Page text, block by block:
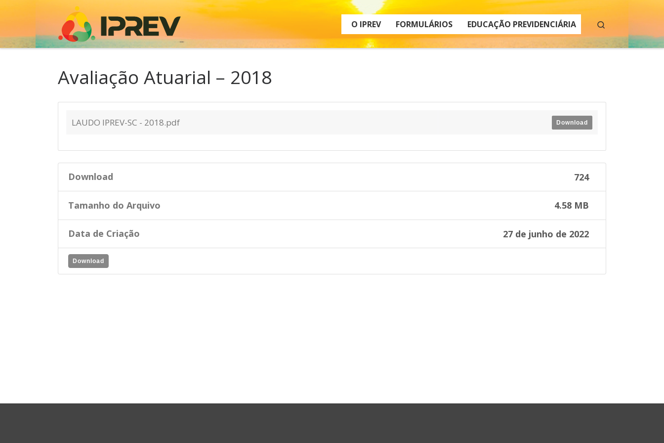
Skip to content
O IPREV FORMULÁRIOS EDUCAÇÃO PREVIDENCIÁRIA
Avaliação Atuarial – 2018
LAUDO IPREV-SC - 2018.pdf Download
Download 724
Tamanho do Arquivo 4.58 MB
Data de Criação 27 de junho de 2022
Download